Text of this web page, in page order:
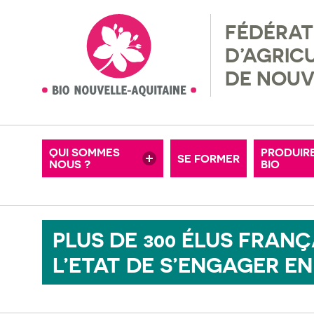
DE
MOTS-CLÉS
QUI SOMMES
NOUS ?
NOS ADHÉRENTS
MISSIONS & VALEURS
OFFRES D’EMPLOI
NOS PARTENAIRES SE FORMER
BIO
PLUS DE 300 ÉLUS
L’ETAT DE S’ENGAGER